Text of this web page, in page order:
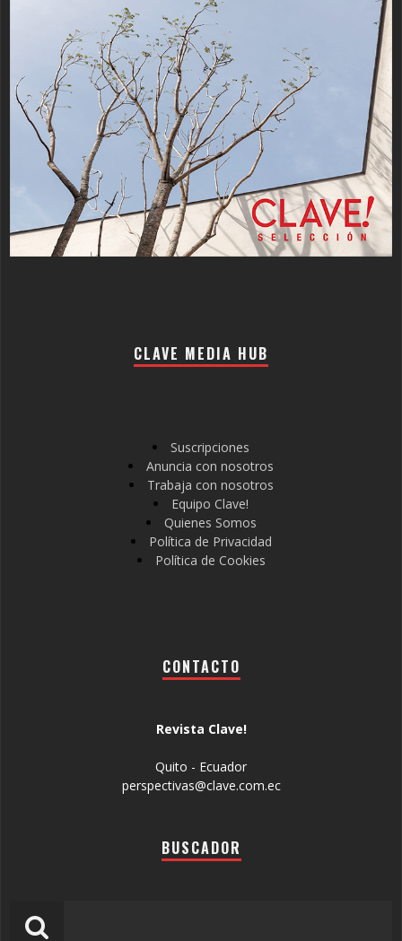
CLAVE MEDIA HUB
Suscripciones
Anuncia con nosotros
Trabaja con nosotros
Equipo Clave!
Quienes Somos
Política de Privacidad
Política de Cookies
CONTACTO
Revista Clave!
Quito - Ecuador
perspectivas@clave.com.ec
BUSCADOR